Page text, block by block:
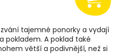
tajemné ponorky a vydají
pokladem. A poklad také
větší a podivnější, než si